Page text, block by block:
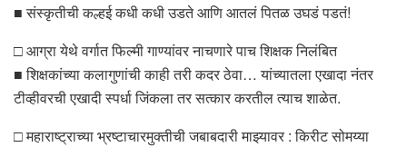
■ संस्कृतीची कल्हई कधी कधी उडते आणि आतलं पितळ उघडं पडतं!
□ आग्रा येथे वर्गात फिल्मी गाण्यांवर नाचणारे पाच शिक्षक निलंबित
■ शिक्षकांच्या कलागुणांची काही तरी कदर ठेवा… यांच्यातला एखादा नंतर
टीव्हीवरची एखादी स्पर्धा जिंकला तर सत्कार करतील त्याच शाळेत.
□ महाराष्ट्राच्या भ्रष्टाचारमुक्तीची जबाबदारी माझ्यावर : किरीट सोमय्या